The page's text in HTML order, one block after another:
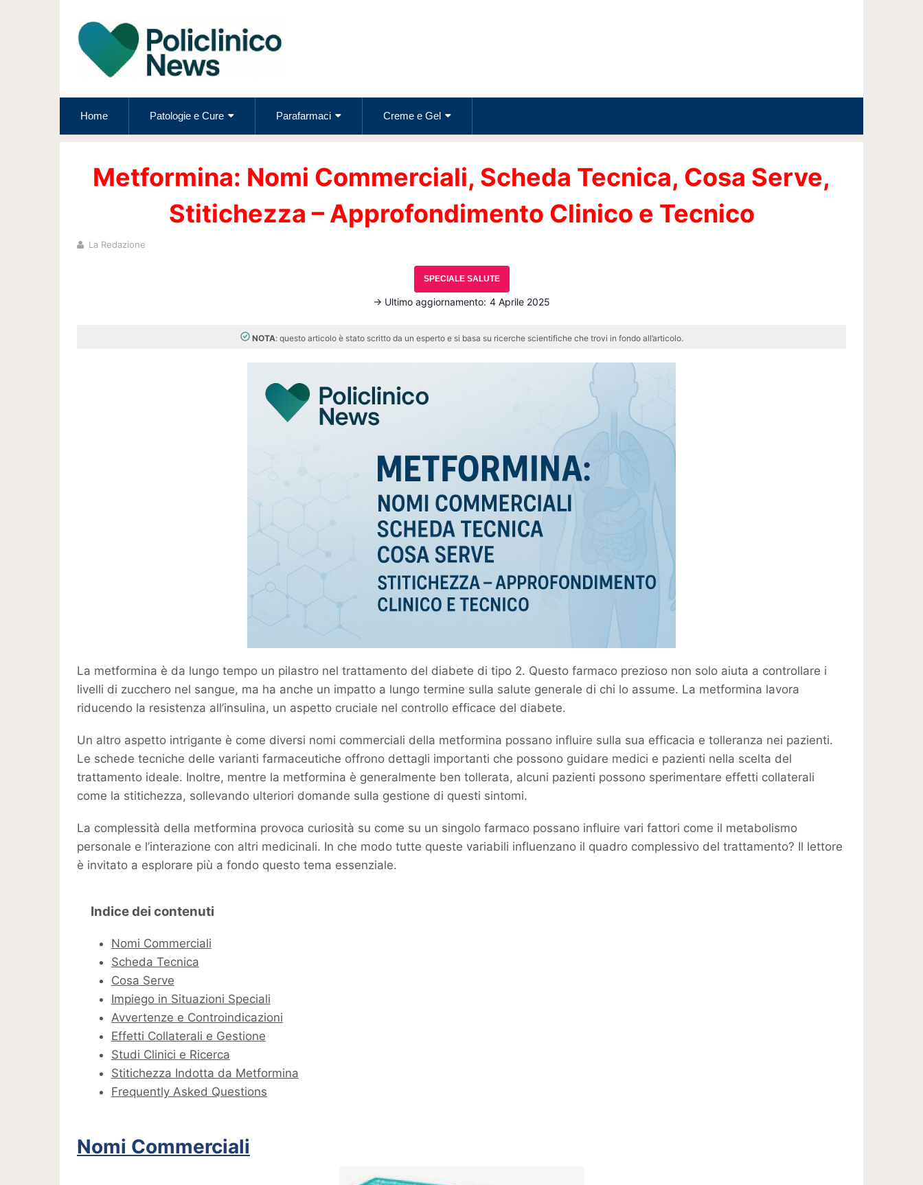
Home Patologie e Cure Parafarmaci Creme e Gel
Metformina: Nomi Commerciali, Scheda Tecnica, Cosa Serve,
Stitichezza – Approfondimento Clinico e Tecnico
La Redazione
SPECIALE SALUTE
→ Ultimo aggiornamento: 4 Aprile 2025
NOTA: questo articolo è stato scritto da un esperto e si basa su ricerche scientifiche che trovi in fondo all’articolo.
La metformina è da lungo tempo un pilastro nel trattamento del diabete di tipo 2. Questo farmaco prezioso non solo aiuta a controllare i
livelli di zucchero nel sangue, ma ha anche un impatto a lungo termine sulla salute generale di chi lo assume. La metformina lavora
riducendo la resistenza all’insulina, un aspetto cruciale nel controllo efficace del diabete.
Un altro aspetto intrigante è come diversi nomi commerciali della metformina possano influire sulla sua efficacia e tolleranza nei pazienti.
Le schede tecniche delle varianti farmaceutiche offrono dettagli importanti che possono guidare medici e pazienti nella scelta del
trattamento ideale. Inoltre, mentre la metformina è generalmente ben tollerata, alcuni pazienti possono sperimentare effetti collaterali
come la stitichezza, sollevando ulteriori domande sulla gestione di questi sintomi.
La complessità della metformina provoca curiosità su come su un singolo farmaco possano influire vari fattori come il metabolismo
personale e l’interazione con altri medicinali. In che modo tutte queste variabili influenzano il quadro complessivo del trattamento? Il lettore
è invitato a esplorare più a fondo questo tema essenziale.
Indice dei contenuti
Nomi Commerciali
Scheda Tecnica
Cosa Serve
Impiego in Situazioni Speciali
Avvertenze e Controindicazioni
Effetti Collaterali e Gestione
Studi Clinici e Ricerca
Stitichezza Indotta da Metformina
Frequently Asked Questions
Nomi Commerciali